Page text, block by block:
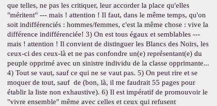
que telles, ne pas les critiquer, leur accorder la place qu'elles
"méritent" --- mais ! attention ! Il faut, dans le même temps, qu'on
soit indifférenciés : hommes/femmes, c'est la même chose : vive la
différence indifférenciée! 3) On est tous égaux et semblables ---
mais ! attention ! Il convient de distinguer les Blancs des Noirs, les
ceux-ci des ceux-là et ne pas confondre un(e) représentant(e) du
peuple opprimé avec un sinistre individu de la classe opprimante...
4) Tout se vaut, sauf ce qui ne se vaut pas. 5) On peut rire et se
moquer de tout, sauf de (bon, là, il me faudrait 55 pages pour
établir la liste non exhaustive). 6) Il est impératif de promouvoir le
"vivre ensemble" même avec celles et ceux qui refusent